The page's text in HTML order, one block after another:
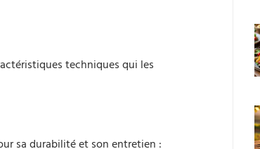
techniques qui les
sa durabilité et son entretien :